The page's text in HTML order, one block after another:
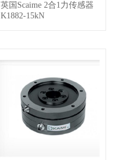
查看详情
英国Scaime 2合1力传感器
K1882-15kN